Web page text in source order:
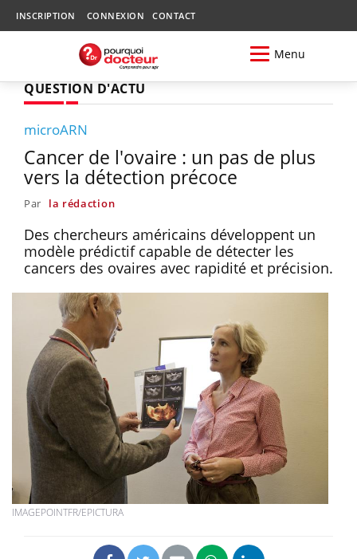
INSCRIPTION CONNEXION CONTACT
Menu
QUESTION D'ACTU
microARN
Cancer de l'ovaire : un pas de plus
vers la détection précoce
Par la rédaction
Des chercheurs américains développent un
modèle prédictif capable de détecter les
cancers des ovaires avec rapidité et précision.
IMAGEPOINTFR/EPICTURA